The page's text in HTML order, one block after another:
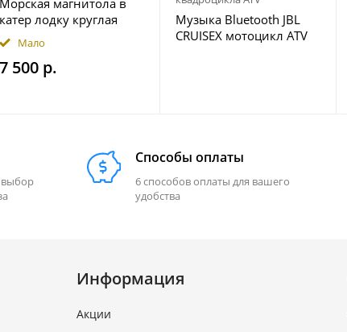
Морская магнитола в
катер лодку круглая
Bluetooth AKAMATE MS-
10RV
Мало
7 500 р.
Музыка Bluetooth JBL
CRUISEX мотоцикл ATV
Способы оплаты
6 способов оплаты для вашего
удобства
Информация
Акции